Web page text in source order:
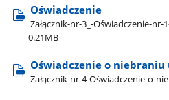
Oświadczenie
Załącznik-nr-3​_-Oświadczenie-
0.21MB
Oświadczenie o niebraniu
Załącznik-nr-4-Oświadczenie-o-